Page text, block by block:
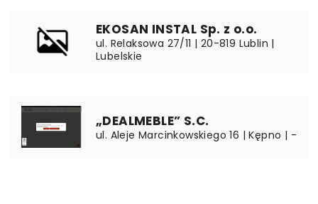
EKOSAN INSTAL Sp. z o.o.
ul. Relaksowa 27/11 | 20-819 Lublin |
Lubelskie
„DEALMEBLE” S.C.
ul. Aleje Marcinkowskiego 16 | Kępno | -